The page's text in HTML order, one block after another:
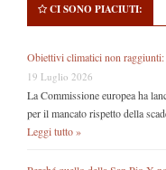
CI SONO PIACIUTI:
Obiettivi climatici non
19 Luglio 2026
La Commissione europea ha
per il mancato rispetto della
Leggi tutto »